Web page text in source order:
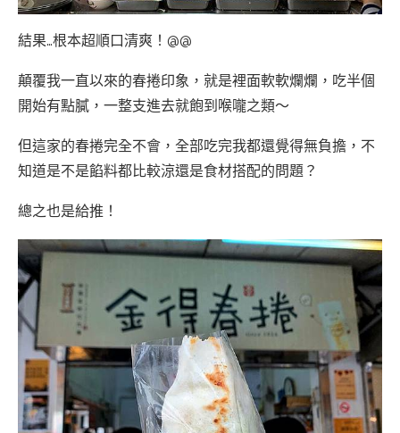
結果…根本超順口清爽！@@
顛覆我一直以來的春捲印象，就是裡面軟軟爛爛，吃半個
開始有點膩，一整支進去就飽到喉嚨之類～
但這家的春捲完全不會，全部吃完我都還覺得無負擔，不
知道是不是餡料都比較涼還是食材搭配的問題？
總之也是給推！